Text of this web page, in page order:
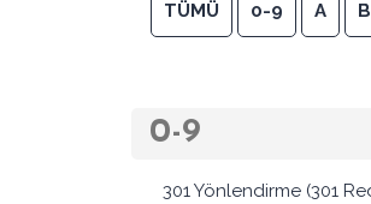
TÜMÜ 0-9 A B
0-9
301 Yönlendirme (301